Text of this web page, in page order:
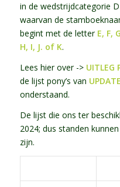
in de wedstrijdcategorie D
waarvan de
begint met de letter E, F,
H, I, J. of K.
Lees hier over -> UITLEG
de lijst pony’s van
onderstaand.
De lijst die ons ter
2024; dus standen
zijn.